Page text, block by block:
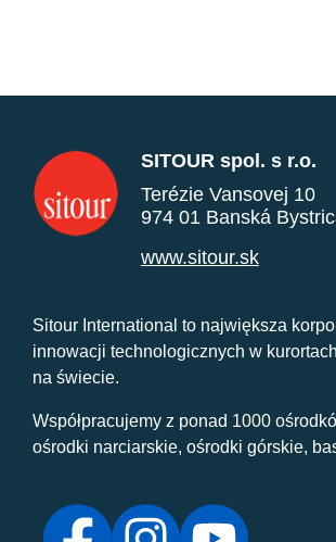
SITOUR spol. s r.o.
Terézie Vansovej 10
974 01 Banská
www.sitour.sk
Sitour International to największa
innowacji technologicznych w
na świecie.
Współpracujemy z ponad 1000
ośrodki narciarskie, ośrodki górskie,